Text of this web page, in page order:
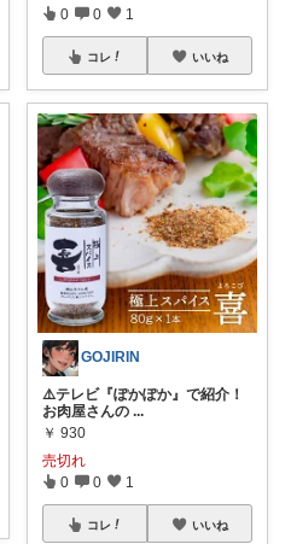
0 0 1
コレ いいね
GOJIRIN
⚠️テレビ『ぽかぽか』で紹介！
お肉屋さんの ...
￥ 930
売切れ
0 0 1
コレ いいね